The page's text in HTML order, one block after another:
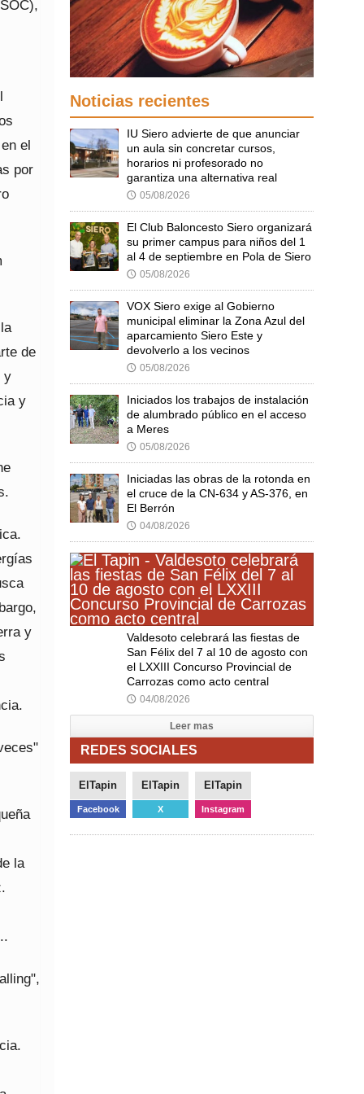
el
por
de
y
y
y
la
Noticias recientes
IU Siero advierte de que anunciar
un aula sin concretar cursos,
horarios ni profesorado no
garantiza una alternativa real
🕔 05/08/2026
El Club Baloncesto Siero organizará
su primer campus para niños del 1
al 4 de septiembre en Pola de Siero
🕔 05/08/2026
VOX Siero exige al Gobierno
municipal eliminar la Zona Azul del
aparcamiento Siero Este y
devolverlo a los vecinos
🕔 05/08/2026
Iniciados los trabajos de instalación
de alumbrado público en el acceso
a Meres
🕔 05/08/2026
Iniciadas las obras de la rotonda en
el cruce de la CN-634 y AS-376, en
El Berrón
🕔 04/08/2026
Valdesoto celebrará las fiestas de
San Félix del 7 al 10 de agosto con
el LXXIII Concurso Provincial de
Carrozas como acto central
🕔 04/08/2026
Leer mas
REDES SOCIALES
ElTapin
Facebook
ElTapin
X
ElTapin
Instagram